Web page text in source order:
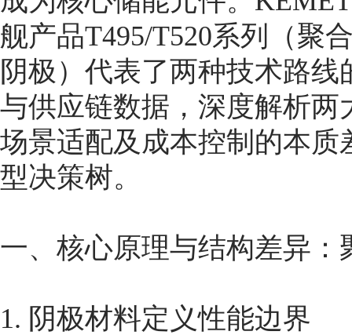
舰产品T495/T520系列（聚
阴极）代表了两种技术路
与供应链数据，深度解析
场景适配及成本控制的本
型决策树。
一、核心原理与结构差异：
1. 阴极材料定义性能边界